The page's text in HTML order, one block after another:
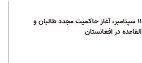
۱۱ سپتامبر، آغاز حاکمیت مجدد طالبان و
القاعده در افغانستان